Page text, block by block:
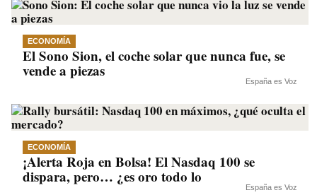
ECONOMÍA
El Sono Sion, el coche solar que nunca fue, se
vende a piezas
España es Voz
ECONOMÍA
¡Alerta Roja en Bolsa! El Nasdaq 100 se
dispara, pero… ¿es oro todo lo
España es Voz